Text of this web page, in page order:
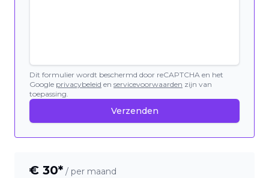
Dit formulier wordt beschermd door reCAPTCHA en het
Google privacybeleid en servicevoorwaarden zijn van
toepassing.
Verzenden
€ 30* / per maand